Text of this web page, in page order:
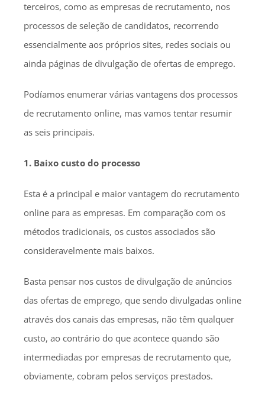
terceiros, como as empresas de recrutamento, nos
processos de seleção de candidatos, recorrendo
essencialmente aos próprios sites, redes sociais ou
ainda páginas de divulgação de ofertas de emprego.
Podíamos enumerar várias vantagens dos processos
de recrutamento online, mas vamos tentar resumir
as seis principais.
1. Baixo custo do processo
Esta é a principal e maior vantagem do recrutamento
online para as empresas. Em comparação com os
métodos tradicionais, os custos associados são
consideravelmente mais baixos.
Basta pensar nos custos de divulgação de anúncios
das ofertas de emprego, que sendo divulgadas online
através dos canais das empresas, não têm qualquer
custo, ao contrário do que acontece quando são
intermediadas por empresas de recrutamento que,
obviamente, cobram pelos serviços prestados.